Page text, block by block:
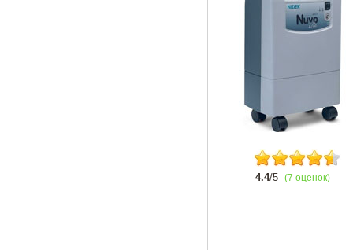
4.4/5 (7 оценок)